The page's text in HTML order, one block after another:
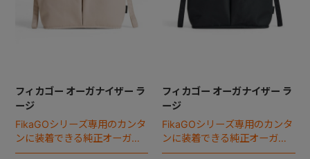
フィカゴー オーガナイザー ラ
ージ
FikaGOシリーズ専用のカンタ
ンに装着できる純正オーガナ
イザー。
フィカゴー オーガナイザー ラ
ージ
FikaGOシリーズ専用のカンタ
ンに装着できる純正オーガナ
イザー。